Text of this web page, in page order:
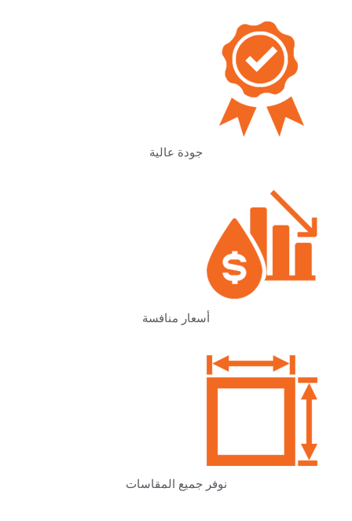
جودة عالية
أسعار منافسة
نوفر جميع المقاسات